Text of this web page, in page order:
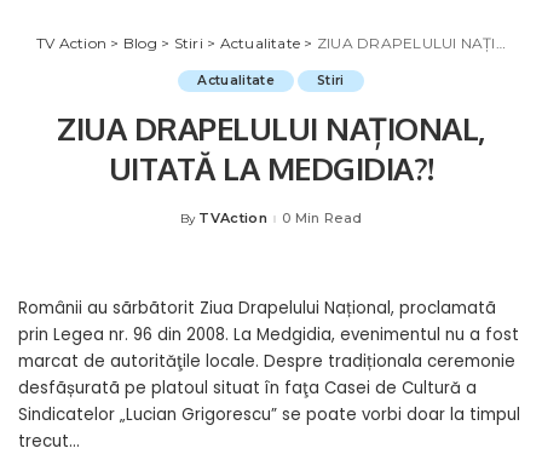
TV Action > Blog > Stiri > Actualitate > ZIUA DRAPELULUI NAȚIONAL, UITATĂ LA MEDGIDIA?!
Actualitate Stiri
ZIUA DRAPELULUI NAȚIONAL,
UITATĂ LA MEDGIDIA?!
Posted
By TVAction 0 Min Read
Românii au sãrbãtorit Ziua Drapelului Național, proclamatã
prin Legea nr. 96 din 2008. La Medgidia, evenimentul nu a fost
marcat de autorităţile locale. Despre tradiționala ceremonie
desfãșuratã pe platoul situat în faţa Casei de Cultură a
Sindicatelor „Lucian Grigorescu” se poate vorbi doar la timpul
trecut…